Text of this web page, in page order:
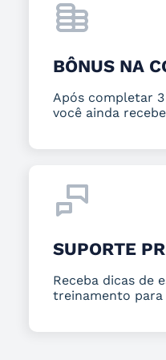
BÔNUS NA
Após completar
você ainda
SUPORTE
Receba dicas de
treinamento para